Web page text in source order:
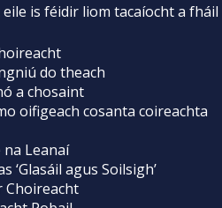
eile is féidir liom tacaíocht a fháil
do theach
a chosaint
oifigeach cosanta coireachta
na Leanaí
‘Glasáil agus Soilsigh’
Choireacht